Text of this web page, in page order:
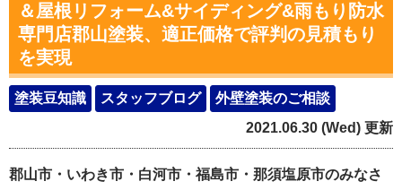
＆屋根リフォーム&サイディング&雨もり防水
専門店郡山塗装、適正価格で評判の見積もり
を実現
塗装豆知識 スタッフブログ
外壁塗装のご相談
2021.06.30 (Wed) 更新
郡山市・いわき市・白河市・福島市・那須塩原市のみなさ